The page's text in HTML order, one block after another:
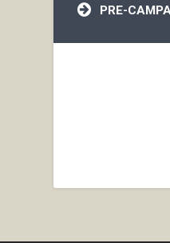
entradas
PRE-